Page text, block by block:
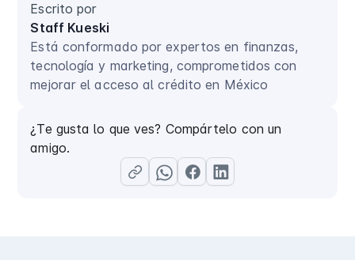
Escrito por
Staff Kueski
Está conformado por expertos en finanzas,
tecnología y marketing, comprometidos con
mejorar el acceso al crédito en México
¿Te gusta lo que ves? Compártelo con un
amigo.